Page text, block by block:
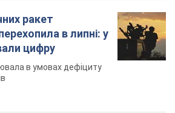
ракет
в липні: у
цифру
в умовах дефіциту